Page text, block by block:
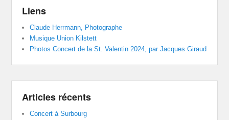
Liens
Claude Herrmann, Photographe
Musique Union Kilstett
Photos Concert de la St. Valentin 2024, par Jacques Giraud
Articles récents
Concert à Surbourg